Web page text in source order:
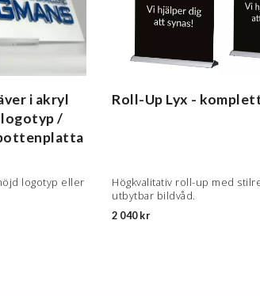
i akryl
/
logotyp eller
Roll-Up Lyx -
Högkvalitativ roll-up med
utbytbar bildvåd.
2 040 kr